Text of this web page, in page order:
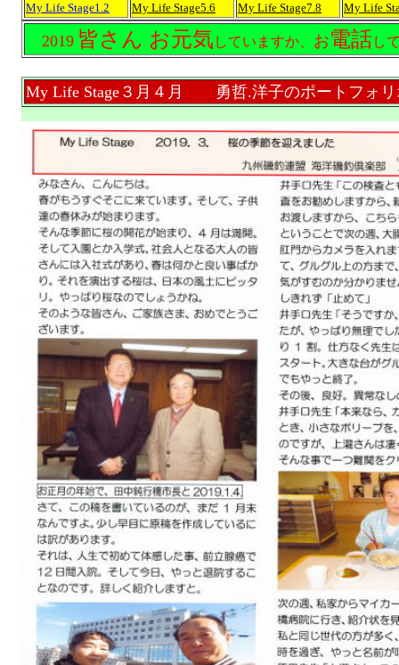
My Life Stage1.2 My Life Stage5.6 My Life Stage7.8 My Life
2019 皆さん お元気 していますか、 お電話し
My Life Stage３月４月 勇哲.洋子のポートフォリ